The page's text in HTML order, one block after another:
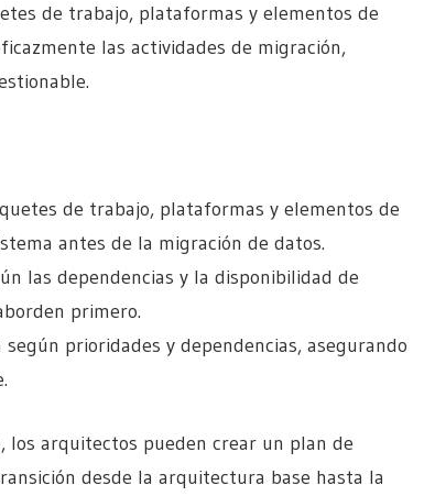
de trabajo, plataformas y elementos de
las actividades de migración,
de trabajo, plataformas y elementos de
antes de la migración de datos.
las dependencias y la disponibilidad de
primero.
prioridades y dependencias, asegurando
los arquitectos pueden crear un plan de
desde la arquitectura base hasta la